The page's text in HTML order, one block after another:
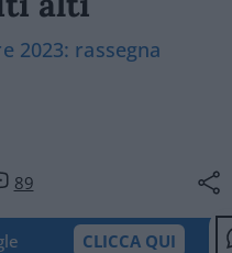
2023: rassegna
89
CLICCA QUI